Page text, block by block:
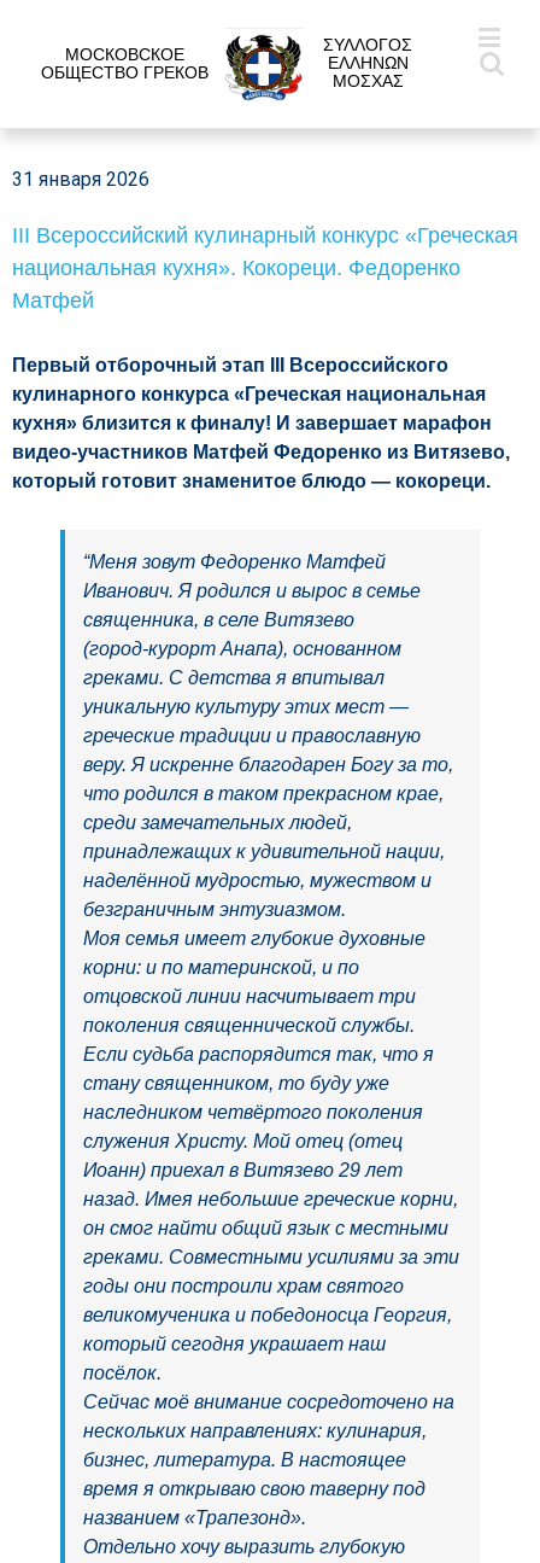
МОСКОВСКОЕ
ОБЩЕСТВО ГРЕКОВ
ΣΥΛΛΟΓΟΣ
ΕΛΛΗΝΩΝ
ΜΟΣΧΑΣ
31 января 2026
III Всероссийский кулинарный конкурс «Греческая
национальная кухня». Кокореци. Федоренко
Матфей
Первый отборочный этап III Всероссийского
кулинарного конкурса «Греческая национальная
кухня» близится к финалу! И завершает марафон
видео-участников Матфей Федоренко из Витязево,
который готовит знаменитое блюдо — кокореци.
“Меня зовут Федоренко Матфей
Иванович. Я родился и вырос в семье
священника, в селе Витязево
(город‑курорт Анапа), основанном
греками. С детства я впитывал
уникальную культуру этих мест —
греческие традиции и православную
веру. Я искренне благодарен Богу за то,
что родился в таком прекрасном крае,
среди замечательных людей,
принадлежащих к удивительной нации,
наделённой мудростью, мужеством и
безграничным энтузиазмом.
Моя семья имеет глубокие духовные
корни: и по материнской, и по
отцовской линии насчитывает три
поколения священнической службы.
Если судьба распорядится так, что я
стану священником, то буду уже
наследником четвёртого поколения
служения Христу. Мой отец (отец
Иоанн) приехал в Витязево 29 лет
назад. Имея небольшие греческие корни,
он смог найти общий язык с местными
греками. Совместными усилиями за эти
годы они построили храм святого
великомученика и победоносца Георгия,
который сегодня украшает наш
посёлок.
Сейчас моё внимание сосредоточено на
нескольких направлениях: кулинария,
бизнес, литература. В настоящее
время я открываю свою таверну под
названием «Трапезонд».
Отдельно хочу выразить глубокую